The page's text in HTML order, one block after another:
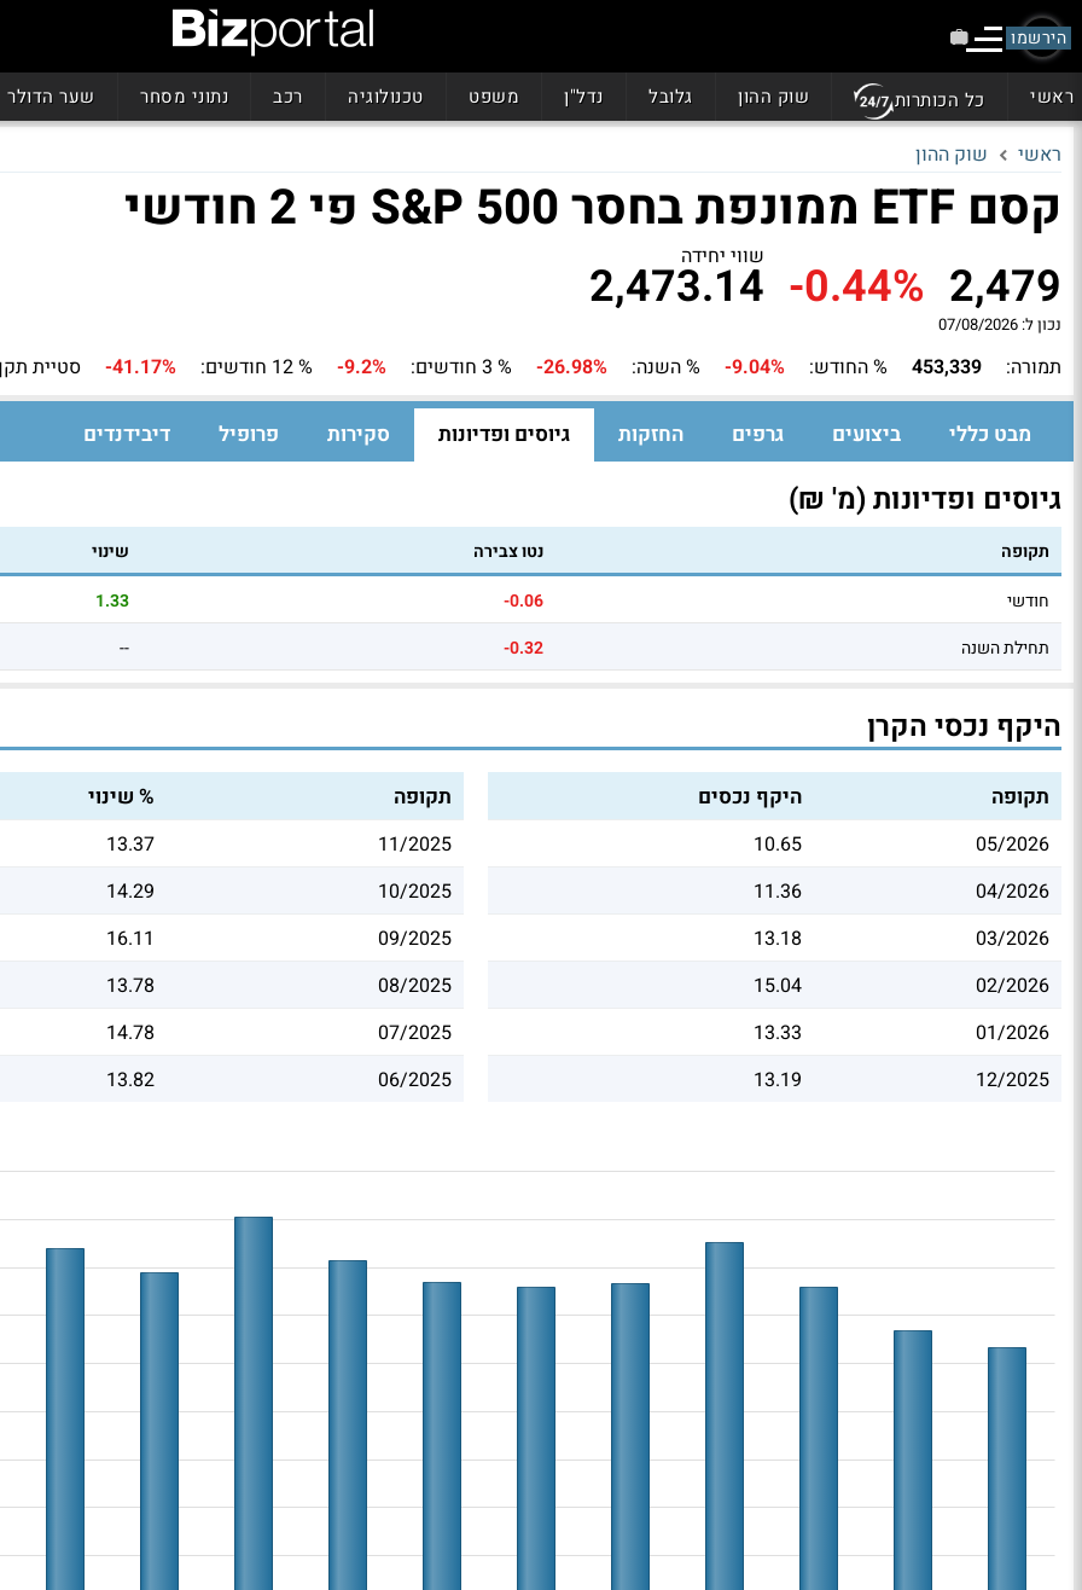
הירשמו
ראשי כל הכותרות שוק ההון גלובל נדל"ן משפט טכנולוגיה רכב נתוני מסחר שער הדולר
ראשי שוק ההון
קסם ETF ממונפת בחסר S&P 500 פי 2 חודשי
2,479
-0.44% שווי יחידה
2,473.14
נכון ל: 07/08/2026
תמורה: 453,339 % החודש: -9.04% % השנה: -26.98% % 3 חודשים: -9.2% % 12 חודשים: -41.17% סטיית
מבט כללי ביצועים גרפים החזקות גיוסים ופדיונות סקירות פרופיל דיבידנדים
גיוסים ופדיונות (מ' ₪)
תקופה נטו צבירה
שינוי
חודשי
-0.06
1.33
תחילת השנה
-0.32
--
היקף נכסי הקרן
תקופה היקף נכסים
05/2026
10.65
04/2026
11.36
03/2026
13.18
02/2026
15.04
01/2026
13.33
12/2025
13.19
תקופה % שינוי
11/2025
13.37
10/2025
14.29
09/2025
16.11
08/2025
13.78
07/2025
14.78
06/2025
13.82